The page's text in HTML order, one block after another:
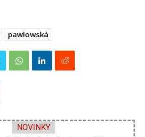
pawlowská
NOVINKY